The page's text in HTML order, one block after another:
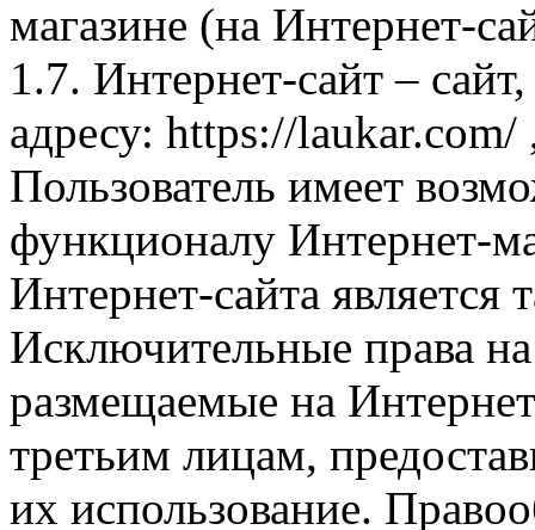
магазине (на Интернет-
1.7. Интернет-сайт –
адресу: https://laukar.com/
Пользователь имеет
функционалу Интернет-
Интернет-сайта
Исключительные права
размещаемые на
третьим лицам,
их использование.